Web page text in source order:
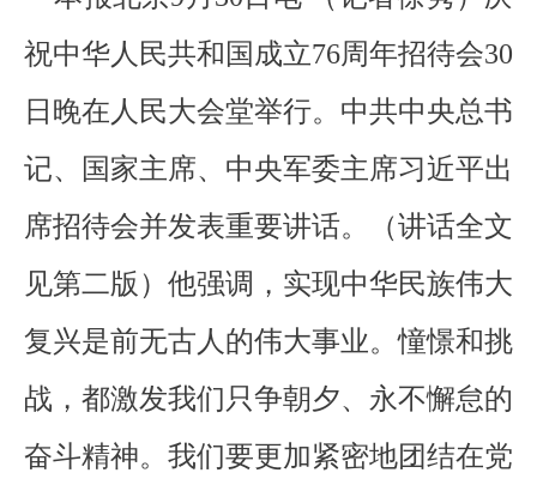
祝中华人民共和国成立76周年招待会30
日晚在人民大会堂举行。中共中央总书
记、国家主席、中央军委主席习近平出
席招待会并发表重要讲话。（讲话全文
见第二版）他强调，实现中华民族伟大
复兴是前无古人的伟大事业。憧憬和挑
战，都激发我们只争朝夕、永不懈怠的
奋斗精神。我们要更加紧密地团结在党